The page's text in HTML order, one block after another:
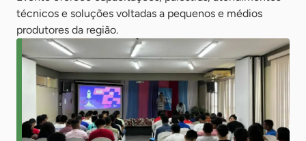
técnicos e soluções voltadas a pequenos e médios
produtores da região.